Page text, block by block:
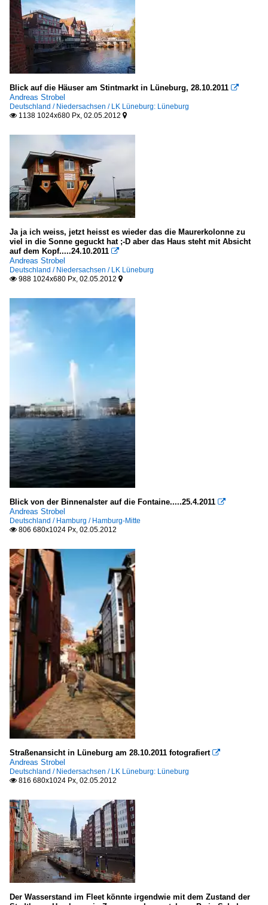
Provinz Limburg
Brunssum
Provinz Zeeland
Breskens
Kleine Orte
Vlissingen
Mittelmeerregion
Side
Verkehrsbauwerke
Straßen
Deutschland
Blick auf die Häuser am Stintmarkt in Lüneburg, 28.10.2011 
Andreas Strobel
Deutschland / Niedersachsen / LK Lüneburg: Lüneburg
 1138 1024x680 Px, 02.05.2012 
Ja ja ich weiss, jetzt heisst es wieder das die Maurerkolonne zu
viel in die Sonne geguckt hat ;-D aber das Haus steht mit Absicht
auf dem Kopf.....24.10.2011 
Andreas Strobel
Deutschland / Niedersachsen / LK Lüneburg
 988 1024x680 Px, 02.05.2012 
Blick von der Binnenalster auf die Fontaine.....25.4.2011 
Andreas Strobel
Deutschland / Hamburg / Hamburg-Mitte
 806 680x1024 Px, 02.05.2012
Straßenansicht in Lüneburg am 28.10.2011 fotografiert 
Andreas Strobel
Deutschland / Niedersachsen / LK Lüneburg: Lüneburg
 816 680x1024 Px, 02.05.2012
Der Wasserstand im Fleet könnte irgendwie mit dem Zustand der